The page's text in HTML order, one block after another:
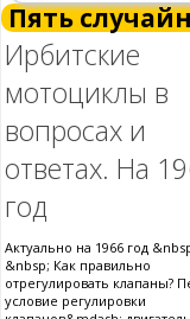
Пять
Ирбитские
мотоциклы в
вопросах и
ответах. На
год
Актуально на 1966 год
&nbsp; Как правильно
отрегулировать клапаны?
условие регулировки